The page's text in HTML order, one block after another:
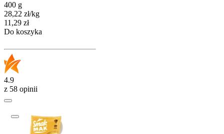
400 g
28,22 zł/kg
Cena
11,29 zł
Do koszyka
4.9
z 58 opinii